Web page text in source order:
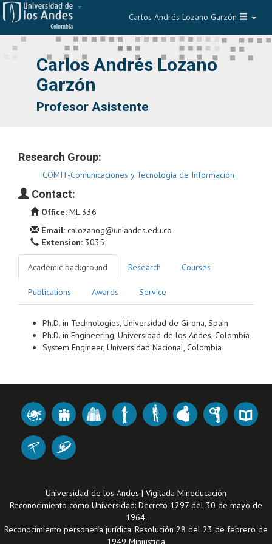
Carlos Andrés Lozano Garzón
Carlos Andrés Lozano
Garzón
Profesor Asistente
Research Group:
COMIT-Comunicaciones y Tecnología de Información
Contact:
Office: ML 336
Email: calozanog@uniandes.edu.co
Extension: 3035
Academic background Research Courses
Publications Awards Service
Ph.D. in Technologies, Universidad de Girona, Spain
Ph.D. in Engineering, Universidad de los Andes, Colombia
System Engineer, Universidad Nacional, Colombia
Universidad de los Andes | Vigilada Mineducación
Reconocimiento como Universidad: Decreto 1297 del 30 de mayo de
1964.
Reconocimiento personería jurídica: Resolución 28 del 23 de febrero de
1949 Minjusticia